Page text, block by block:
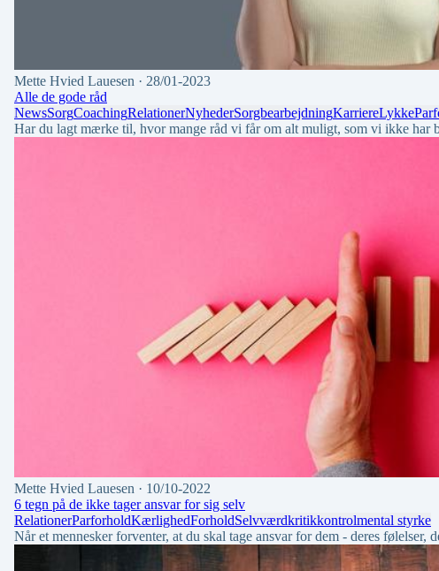
Mette Hvied Lauesen · 28/01-2023
Alle de gode råd
NewsSorgCoachingRelationerNyhederSorgbearbejdningKarriereLykke
Har du lagt mærke til, hvor mange råd vi får om alt muligt, som vi ikke
Mette Hvied Lauesen · 10/10-2022
6 tegn på de ikke tager ansvar for sig selv
RelationerParforholdKærlighedForholdSelvværdkritikkontrolmental styrke
Når et mennesker forventer, at du skal tage ansvar for dem - deres